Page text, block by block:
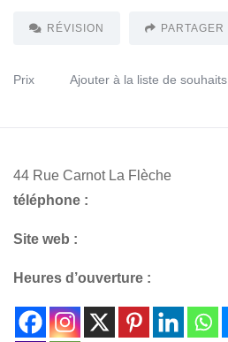
RÉVISION PARTAGER
Prix Ajouter à la liste de souhaits
44 Rue Carnot La Flèche
téléphone :
Site web :
Heures d’ouverture :